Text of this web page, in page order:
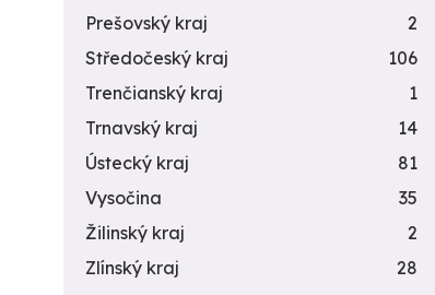
Prešovský kraj
2
Středočeský kraj
106
Trenčianský kraj
1
Trnavský kraj
14
Ústecký kraj
81
Vysočina
35
Žilinský kraj
2
Zlínský kraj
28